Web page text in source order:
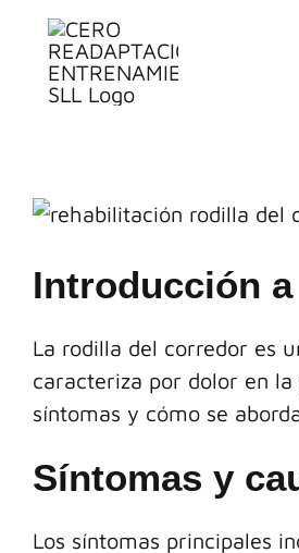
Saltar
contenido
Ver
más
Introducción
La rodilla del corredor es
caracteriza por dolor en
síntomas y cómo se
Síntomas y
Los síntomas principales